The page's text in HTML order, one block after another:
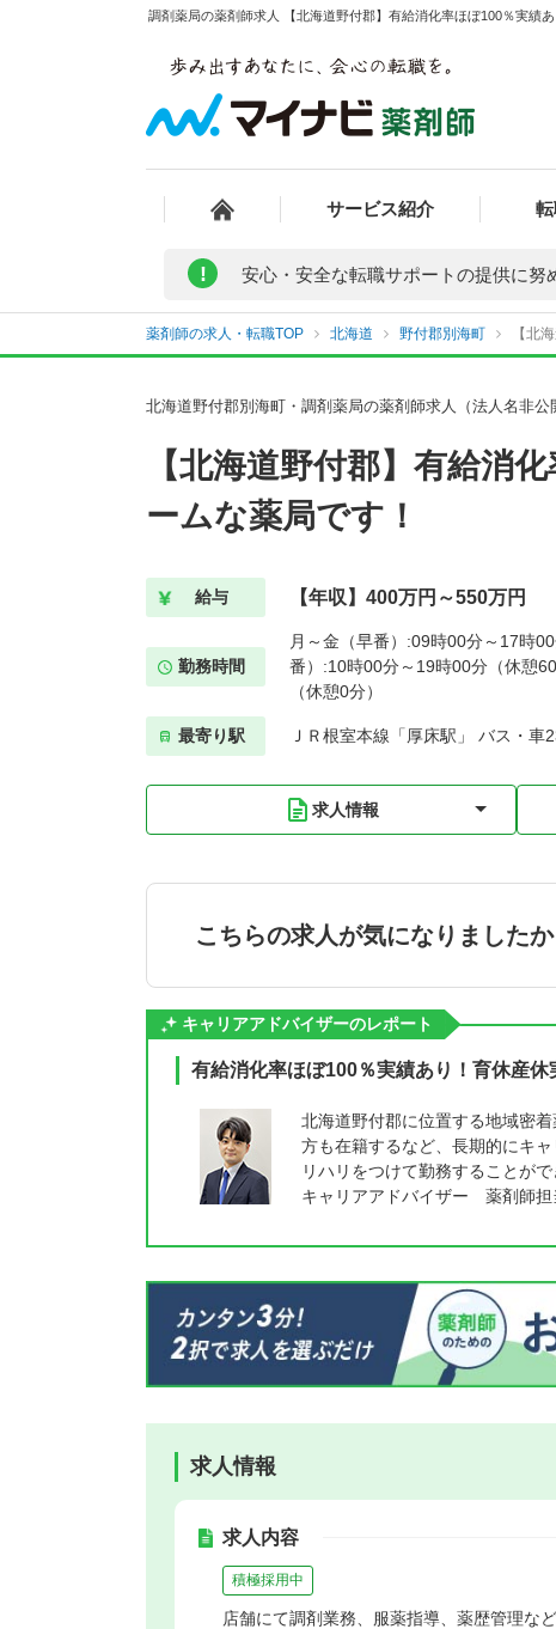
調剤薬局の薬剤師求人 【北海道野付郡】有給消化率ほぼ100％実績
サービス紹介
! 安心・安全な転職サポートの提供に努
薬剤師の求人・転職TOP 北海道 野付郡別海町 【北
北海道野付郡別海町・調剤薬局の薬剤師求人（法人名非公
【北海道野付郡】有給消
ームな薬局です！
給与 【年収】400万円～550万円
勤務時間
月～金（早番）:09時00分～17時
番）:10時00分～19時00分（休憩
（休憩0分）
最寄り駅 ＪＲ根室本線「厚床駅」 バス・車
求人情報
こちらの求人が気になりましたか
キャリアアドバイザーのレポート
有給消化率ほぼ100％実績あり！育休産休
北海道野付郡に位置する地域密
方も在籍するなど、長期的にキ
リハリをつけて勤務することがで
キャリアアドバイザー 薬剤師担
求人情報
求人内容
積極採用中
店舗にて調剤業務、服薬指導、薬歴管理な